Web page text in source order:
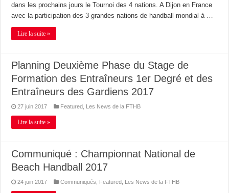
dans les prochains jours le Tournoi des 4 nations. A Dijon en France
avec la participation des 3 grandes nations de handball mondial à …
Lire la suite »
Planning Deuxième Phase du Stage de
Formation des Entraîneurs 1er Degré et des
Entraîneurs des Gardiens 2017
27 juin 2017 Featured Les News de la FTHB
Lire la suite »
Communiqué : Championnat National de
Beach Handball 2017
24 juin 2017 Communiqués Featured Les News de la FTHB